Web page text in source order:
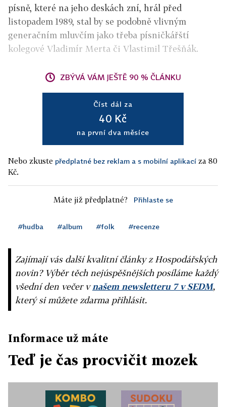
písně, které na jeho deskách zní, hrál před
listopadem 1989, stal by se podobně vlivným
generačním mluvčím jako třeba písničkářští
kolegové Vladimír Merta či Vlastimil Třešňák.
ZBÝVÁ VÁM JEŠTĚ 90 % ČLÁNKU
Číst dál za
40 Kč
na první dva měsíce
Nebo zkuste předplatné bez reklam a s mobilní aplikací za 80
Kč.
Máte již předplatné? Přihlaste se
#hudba #album #folk #recenze
Zajímají vás další kvalitní články z Hospodářských
novin? Výběr těch nejúspěšnějších posíláme každý
všední den večer vnašem newsletteru 7 v SEDM,
který si můžete zdarma přihlásit.
Informace už máte
Teď je čas procvičit mozek